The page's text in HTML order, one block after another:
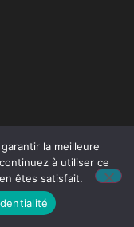
la meilleure
à utiliser ce
êtes satisfait.